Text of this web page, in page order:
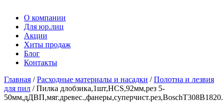
О компании
Для юр.лиц
Акции
Хиты продаж
Блог
Контакты
Главная /Расходные материалы и насадки /Полотна и лезвия
для пил / Пилка длобзика,1шт,HCS,92мм,рез 5-